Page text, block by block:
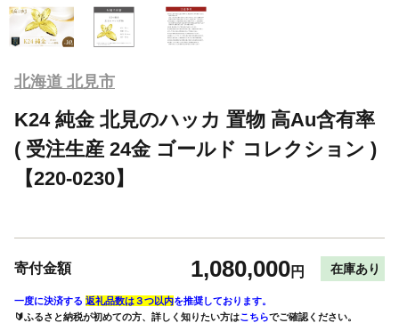
北海道 北見市
K24 純金 北見のハッカ 置物 高Au含有率
( 受注生産 24金 ゴールド コレクション )
【220-0230】
寄付金額 1,080,000円 在庫あり
一度に決済する 返礼品数は３つ以内を推奨しております。
🔰ふるさと納税が初めての方、詳しく知りたい方はこちらでご確認ください。